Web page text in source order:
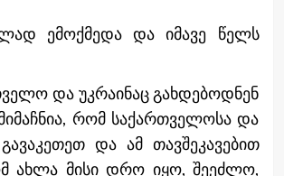
ემოქმედა და იმავე წელს
და უკრაინაც გახდებოდნენ
რომ საქართველოსა და
და ამ თავშეკავებით
ახლა მისი დრო იყო, შეეძლო,